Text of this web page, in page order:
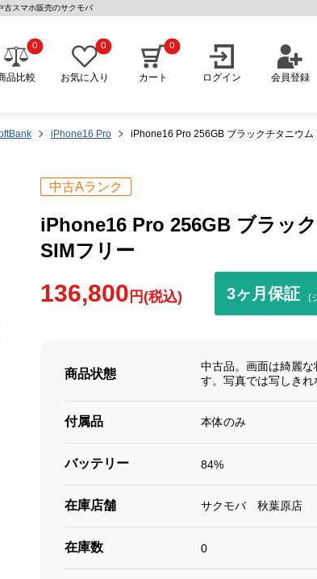
スマホ販売のサクモバ
品比較
0
お気に入り
0
カート
0
ログイン 会員登録
iPhone16 Pro iPhone16 Pro 256GB ブラックチタニウ
中古Aランク
iPhone16 Pro 256GB ブラッ
SIMフリー
136,800 円(税込) 3ヶ月保証 (
商品状態
中古品。画面は綺麗
す。写真では写しきれ
付属品 本体のみ
バッテリー 84%
在庫店舗 サクモバ 秋葉原店
在庫数 0